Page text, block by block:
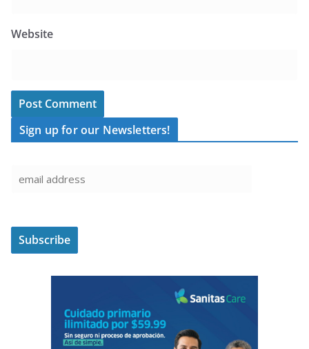
Website
Sign up for our Newsletters!